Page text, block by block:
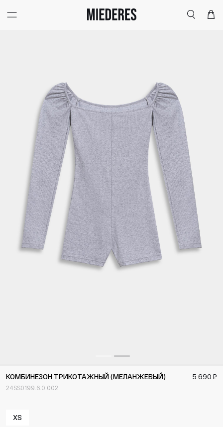
Меню Поиск
КОМБИНЕЗОН ТРИКОТАЖНЫЙ (МЕЛАНЖЕВЫЙ)
24SS0199.6.0.002
5 690 ₽
XS